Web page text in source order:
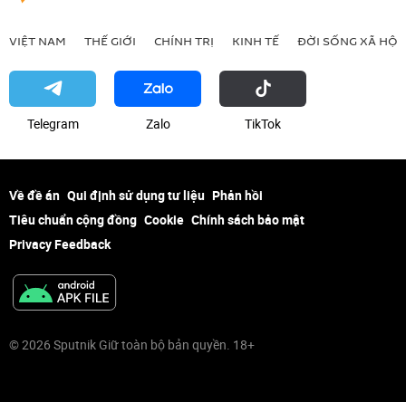
VIỆT NAM THẾ GIỚI CHÍNH TRỊ KINH TẾ ĐỜI SỐNG XÃ HỘI
Telegram Zalo ТikТоk
Về đề án Qui định sử dụng tư liệu Phản hồi
Tiêu chuẩn cộng đồng Cookie Chính sách bảo mật
Privacy Feedback
© 2026 Sputnik Giữ toàn bộ bản quyền. 18+